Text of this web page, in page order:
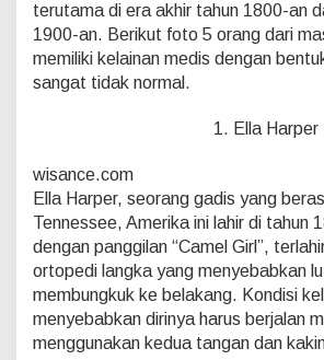
u
n
a
N
terutama di era akhir tahun 1800-an
1900-an. Berikut foto 5 orang dari
memiliki kelainan medis dengan
sangat tidak normal.
1. Ella Harper
wisance.com
Ella Harper, seorang gadis yang
Tennessee, Amerika ini lahir di tahun
dengan panggilan “Camel Girl”,
ortopedi langka yang menyebabkan
membungkuk ke belakang. Kondisi
menyebabkan dirinya harus berjalan
menggunakan kedua tangan dan